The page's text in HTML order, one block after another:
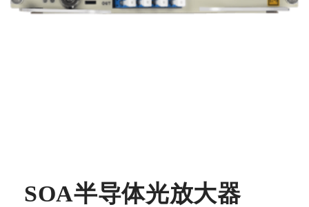
SOA半导体光放大器